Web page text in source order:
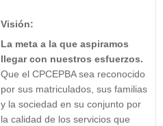
Visión:
La meta a la que aspiramos
llegar con nuestros esfuerzos.
Que el CPCEPBA sea reconocido
por sus matriculados, sus familias
y la sociedad en su conjunto por
la calidad de los servicios que